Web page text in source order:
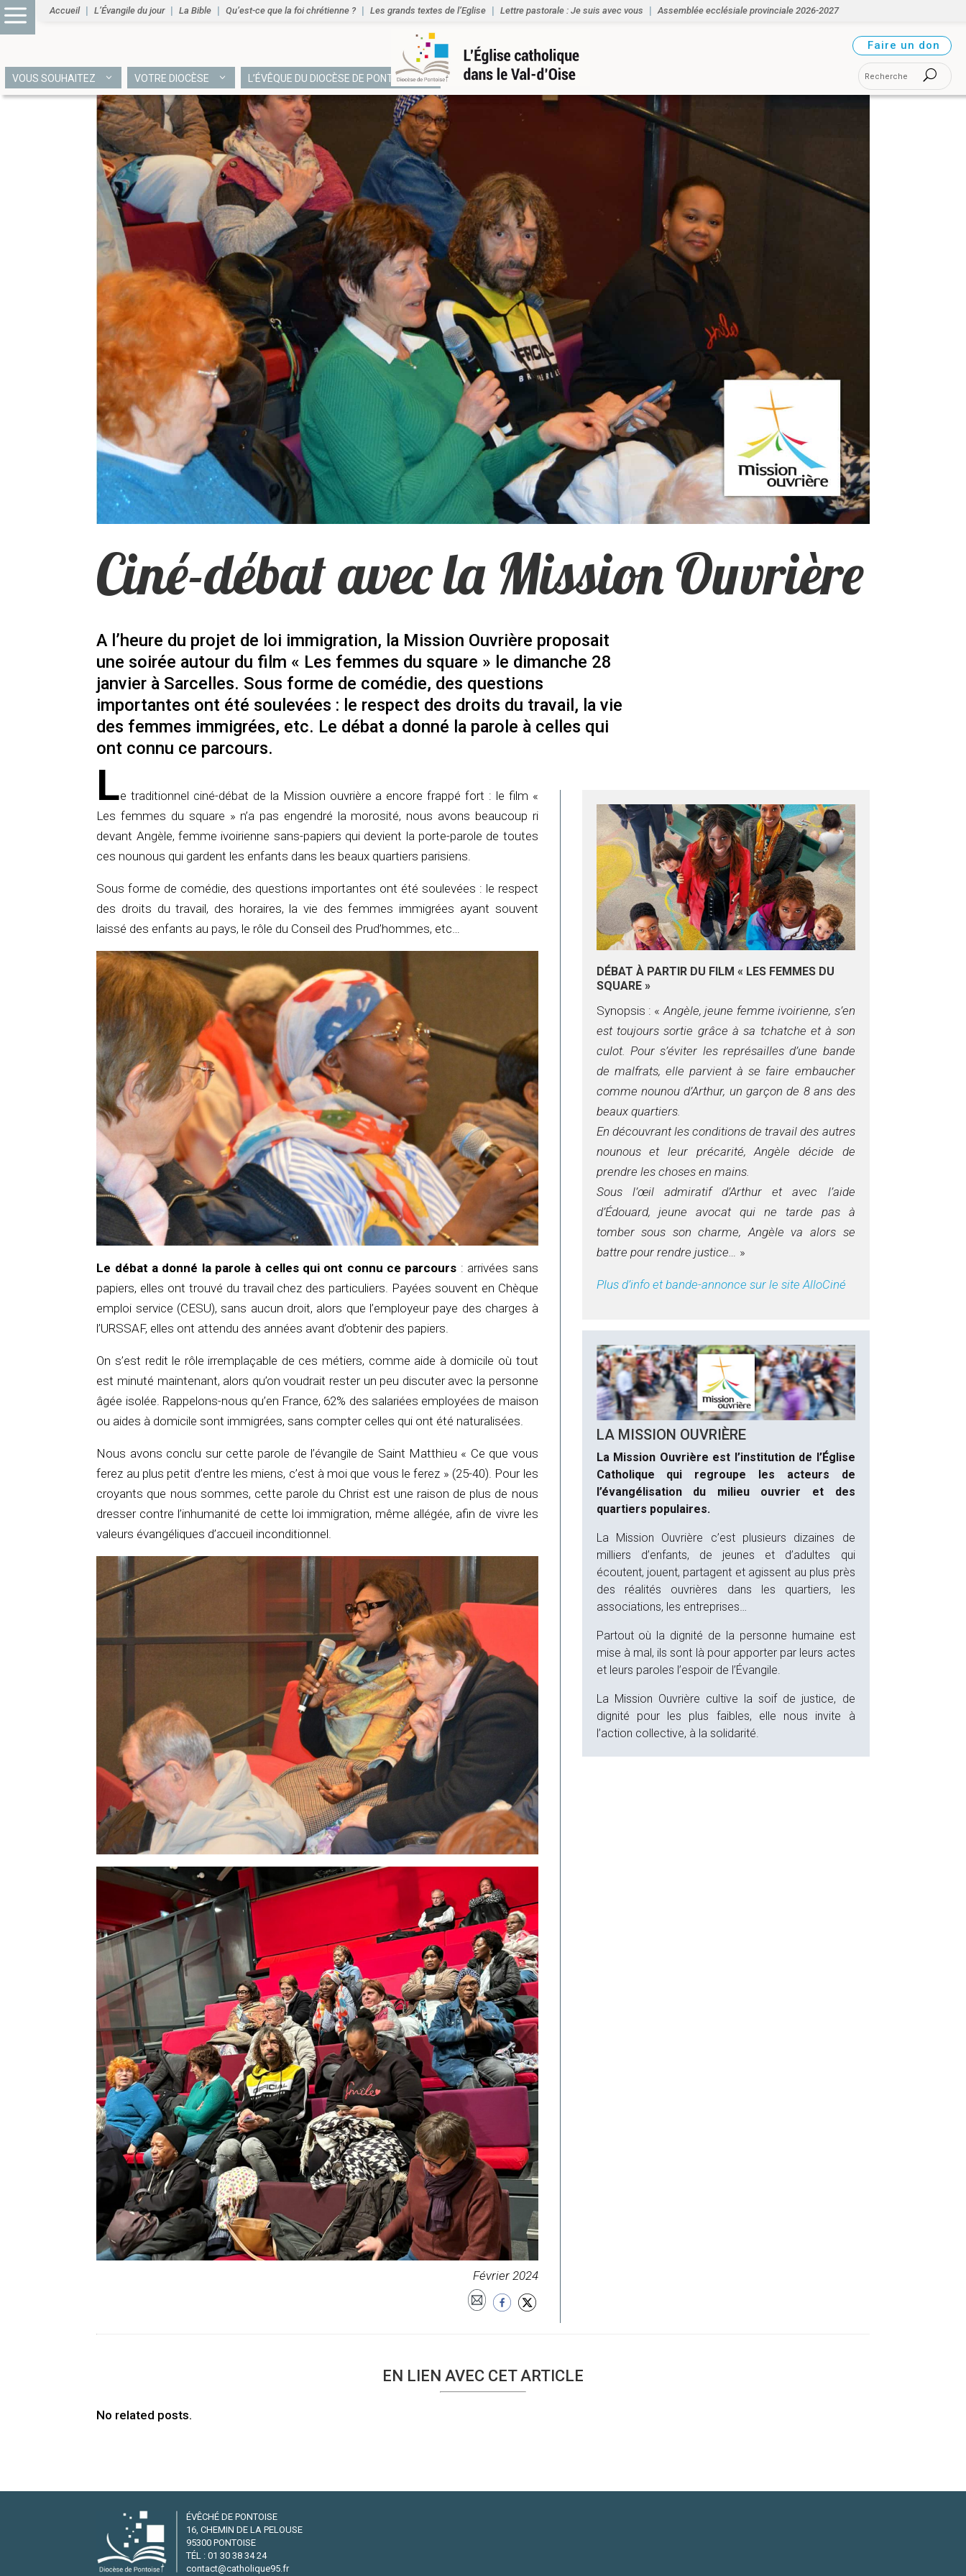
Accueil L’Évangile du jour La Bible Qu’est-ce que la foi chrétienne ? Les grands textes de l’Eglise Lettre pastorale : Je suis avec vous Assemblée ecclésiale provinciale 2026-2027
Faire un don
VOUS SOUHAITEZ VOTRE DIOCÈSE L’ÉVÊQUE DU DIOCÈSE DE PONTOISE
Ciné-débat avec la Mission Ouvrière
A l’heure du projet de loi immigration, la Mission Ouvrière proposait
une soirée autour du film « Les femmes du square » le dimanche 28
janvier à Sarcelles. Sous forme de comédie, des questions
importantes ont été soulevées : le respect des droits du travail, la vie
des femmes immigrées, etc. Le débat a donné la parole à celles qui
ont connu ce parcours.
Le traditionnel ciné-débat de la Mission ouvrière a encore frappé fort : le film «
Les femmes du square » n’a pas engendré la morosité, nous avons beaucoup ri
devant Angèle, femme ivoirienne sans-papiers qui devient la porte-parole de toutes
ces nounous qui gardent les enfants dans les beaux quartiers parisiens.
Sous forme de comédie, des questions importantes ont été soulevées : le respect
des droits du travail, des horaires, la vie des femmes immigrées ayant souvent
laissé des enfants au pays, le rôle du Conseil des Prud’hommes, etc…
Le débat a donné la parole à celles qui ont connu ce parcours : arrivées sans
papiers, elles ont trouvé du travail chez des particuliers. Payées souvent en Chèque
emploi service (CESU), sans aucun droit, alors que l’employeur paye des charges à
l’URSSAF, elles ont attendu des années avant d’obtenir des papiers.
On s’est redit le rôle irremplaçable de ces métiers, comme aide à domicile où tout
est minuté maintenant, alors qu’on voudrait rester un peu discuter avec la personne
âgée isolée. Rappelons-nous qu’en France, 62% des salariées employées de maison
ou aides à domicile sont immigrées, sans compter celles qui ont été naturalisées.
Nous avons conclu sur cette parole de l’évangile de Saint Matthieu « Ce que vous
ferez au plus petit d’entre les miens, c’est à moi que vous le ferez » (25-40). Pour les
croyants que nous sommes, cette parole du Christ est une raison de plus de nous
dresser contre l’inhumanité de cette loi immigration, même allégée, afin de vivre les
valeurs évangéliques d’accueil inconditionnel.
Février 2024
DÉBAT À PARTIR DU FILM « LES FEMMES DU
SQUARE »
Synopsis : « Angèle, jeune femme ivoirienne, s’en
est toujours sortie grâce à sa tchatche et à son
culot. Pour s’éviter les représailles d’une bande
de malfrats, elle parvient à se faire embaucher
comme nounou d’Arthur, un garçon de 8 ans des
beaux quartiers.
En découvrant les conditions de travail des autres
nounous et leur précarité, Angèle décide de
prendre les choses en mains.
Sous l’œil admiratif d’Arthur et avec l’aide
d’Édouard, jeune avocat qui ne tarde pas à
tomber sous son charme, Angèle va alors se
battre pour rendre justice…
»
Plus d’info et bande-annonce sur le site AlloCiné
LA MISSION OUVRIÈRE
La Mission Ouvrière est l’institution de l’Église
Catholique qui regroupe les acteurs de
l’évangélisation du milieu ouvrier et des
quartiers populaires.
La Mission Ouvrière c’est plusieurs dizaines de
milliers d’enfants, de jeunes et d’adultes qui
écoutent, jouent, partagent et agissent au plus près
des réalités ouvrières dans les quartiers, les
associations, les entreprises…
Partout où la dignité de la personne humaine est
mise à mal, ils sont là pour apporter par leurs actes
et leurs paroles l’espoir de l’Évangile.
La Mission Ouvrière cultive la soif de justice, de
dignité pour les plus faibles, elle nous invite à
l’action collective, à la solidarité.
EN LIEN AVEC CET ARTICLE
No related posts.
ÉVÊCHÉ DE PONTOISE
16, CHEMIN DE LA PELOUSE
95300 PONTOISE
TÉL : 01 30 38 34 24
contact@catholique95.fr